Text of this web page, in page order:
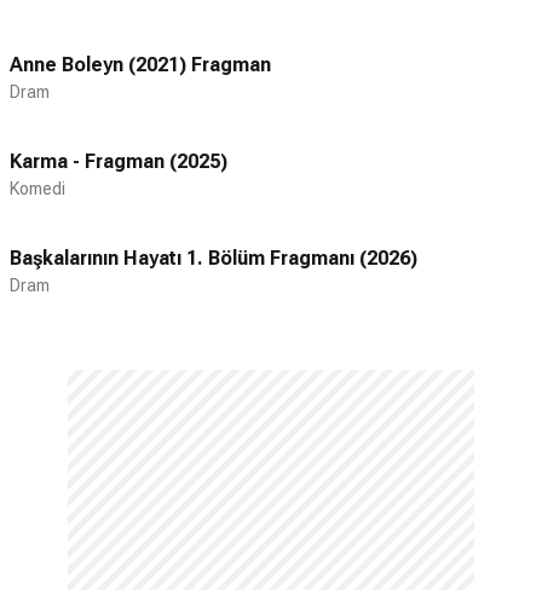
Anne Boleyn (2021) Fragman
Dram
Karma - Fragman (2025)
Komedi
Başkalarının Hayatı 1. Bölüm Fragmanı (2026)
Dram